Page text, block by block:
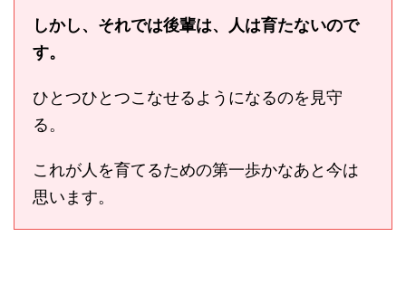
しかし、それでは後輩は、人は育たないので
す。
ひとつひとつこなせるようになるのを見守
る。
これが人を育てるための第一歩かなあと今は
思います。